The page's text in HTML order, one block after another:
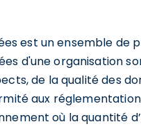
est un ensemble de
d'une organisation
de la qualité des
aux
où la quantité